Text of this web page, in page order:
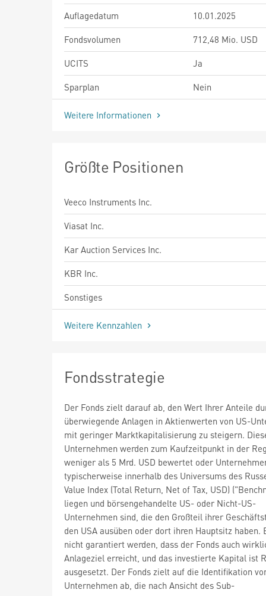
Auflagedatum
10.01.2025
Fondsvolumen
712,48 Mio. USD
UCITS
Ja
Sparplan
Nein
Weitere Informationen
Größte Positionen
Veeco Instruments Inc.
Viasat Inc.
Kar Auction Services Inc.
KBR Inc.
Sonstiges
Weitere Kennzahlen
Fondsstrategie
Der Fonds zielt darauf ab, den Wert Ihrer Anteile
überwiegende Anlagen in Aktienwerten von US-
mit geringer Marktkapitalisierung zu steigern.
Unternehmen werden zum Kaufzeitpunkt in der
weniger als 5 Mrd. USD bewertet oder
typischerweise innerhalb des Universums des
Value Index (Total Return, Net of Tax, USD)
liegen und börsengehandelte US- oder Nicht-US-
Unternehmen sind, die den Großteil ihrer
den USA ausüben oder dort ihren Hauptsitz haben.
nicht garantiert werden, dass der Fonds auch
Anlageziel erreicht, und das investierte Kapital ist
ausgesetzt. Der Fonds zielt auf die Identifikation
Unternehmen ab, die nach Ansicht des Sub-